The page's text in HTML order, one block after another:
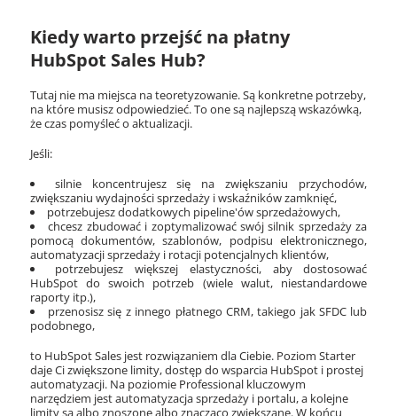
Kiedy warto przejść na płatny
HubSpot Sales Hub?
Tutaj nie ma miejsca na teoretyzowanie. Są konkretne potrzeby,
na które musisz odpowiedzieć. To one są najlepszą wskazówką,
że czas pomyśleć o aktualizacji.
Jeśli:
silnie koncentrujesz się na zwiększaniu przychodów,
zwiększaniu wydajności sprzedaży i wskaźników zamknięć,
potrzebujesz dodatkowych pipeline'ów sprzedażowych,
chcesz zbudować i zoptymalizować swój silnik sprzedaży za
pomocą dokumentów, szablonów, podpisu elektronicznego,
automatyzacji sprzedaży i rotacji potencjalnych klientów,
potrzebujesz większej elastyczności, aby dostosować
HubSpot do swoich potrzeb (wiele walut, niestandardowe
raporty itp.),
przenosisz się z innego płatnego CRM, takiego jak SFDC lub
podobnego,
to HubSpot Sales jest rozwiązaniem dla Ciebie. Poziom Starter
daje Ci zwiększone limity, dostęp do wsparcia HubSpot i prostej
automatyzacji. Na poziomie Professional kluczowym
narzędziem jest automatyzacja sprzedaży i portalu, a kolejne
limity są albo znoszone albo znacząco zwiększane. W końcu